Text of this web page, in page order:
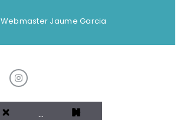
Webmaster Jaume Garcia
…